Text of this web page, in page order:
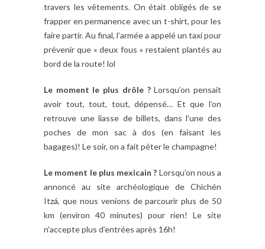
travers les vêtements. On était obligés de se
frapper en permanence avec un t-shirt, pour les
faire partir. Au final, l’armée a appelé un taxi pour
prévenir que « deux fous » restaient plantés au
bord de la route! lol
Le moment le plus drôle ?Lorsqu’on pensait
avoir tout, tout, tout, dépensé… Et que l’on
retrouve une liasse de billets, dans l’une des
poches de mon sac à dos (en faisant les
bagages)! Le soir, on a fait péter le champagne!
Le moment le plus mexicain ? Lorsqu’on nous a
annoncé au site archéologique de Chichén
Itzá, que nous venions de parcourir plus de 50
km (environ 40 minutes) pour rien! Le site
n’accepte plus d’entrées après 16h!